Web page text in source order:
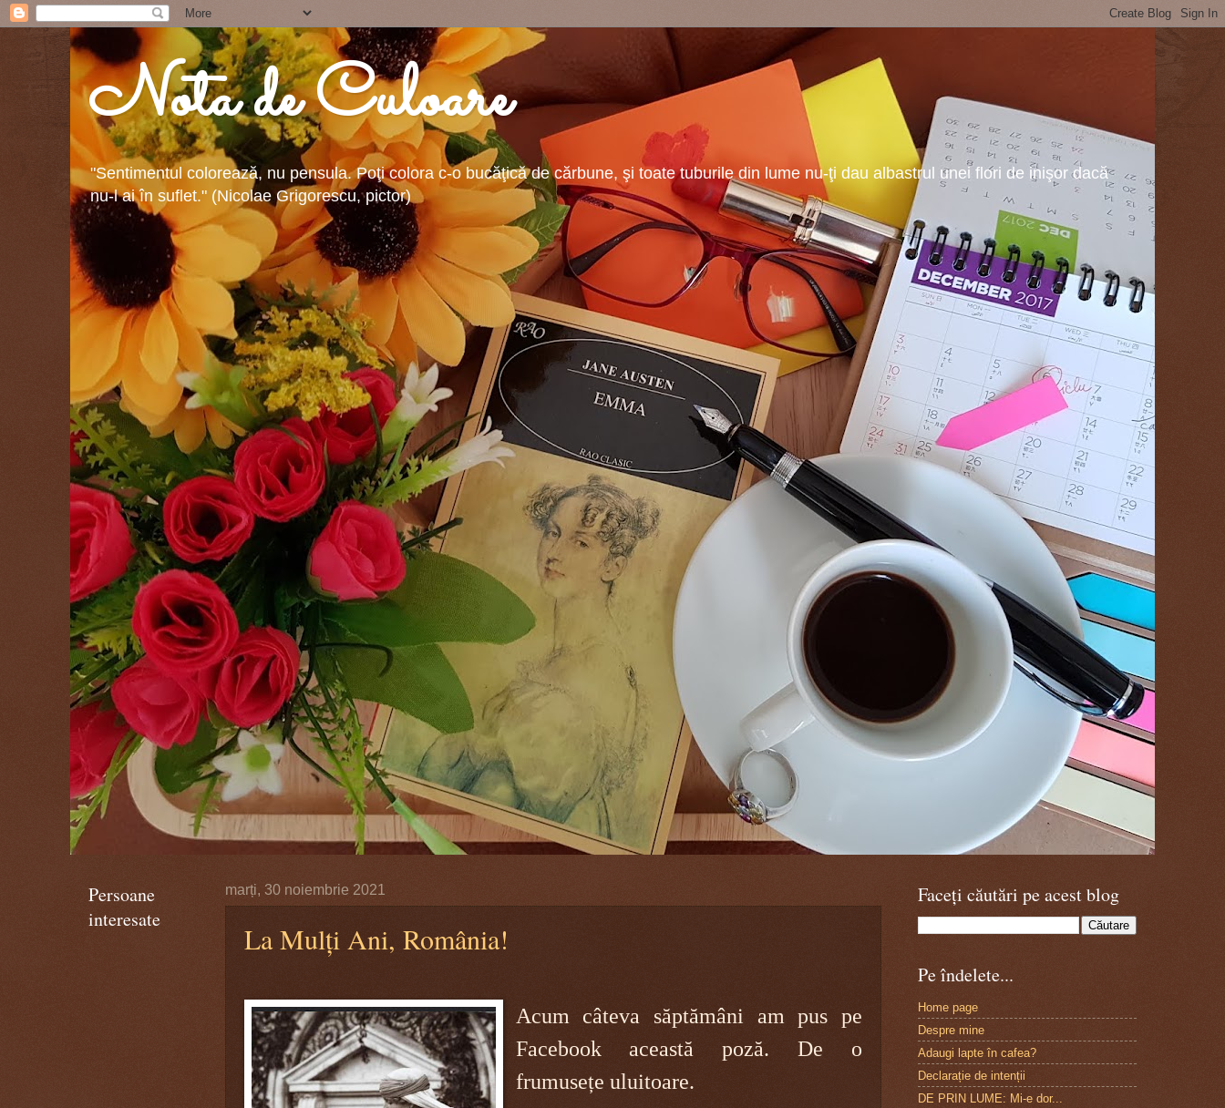
Nota de Culoare
"Sentimentul colorează, nu pensula. Poţi colora c-o bucăţică de cărbune, şi toate tuburile din lume nu-ţi dau albastrul unei flori de inişor dacă
nu-l ai în suflet." (Nicolae Grigorescu, pictor)
marți, 30 noiembrie 2021
La Mulți Ani, România!
Acum câteva săptămâni am pus pe
Facebook această poză. De o
frumusețe uluitoare.
Persoane
interesate
Faceți căutări pe acest blog
Pe îndelete...
Home page
Despre mine
Adaugi lapte în cafea?
Declarație de intenții
DE PRIN LUME: Mi-e dor...